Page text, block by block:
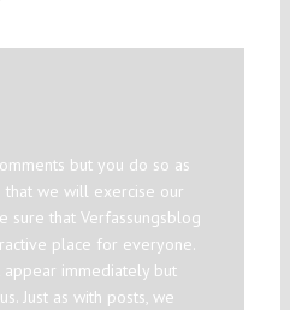
but you do so as
that we will exercise our
sure that Verfassungsblog
place for everyone.
immediately but
Just as with posts, we